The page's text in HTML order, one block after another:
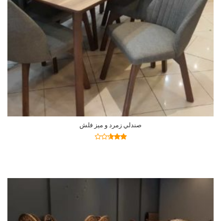
صندلي زمرد و ميز فلش
اطلاعات بیشتر